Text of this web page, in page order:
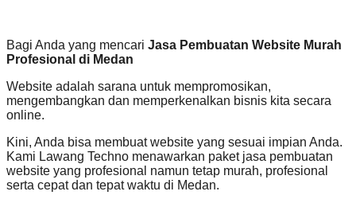
Bagi Anda yang mencari Jasa Pembuatan Website Murah
Profesional di Medan
Website adalah sarana untuk mempromosikan,
mengembangkan dan memperkenalkan bisnis kita secara
online.
Kini, Anda bisa membuat website yang sesuai impian Anda.
Kami Lawang Techno menawarkan paket jasa pembuatan
website yang profesional namun tetap murah, profesional
serta cepat dan tepat waktu di Medan.